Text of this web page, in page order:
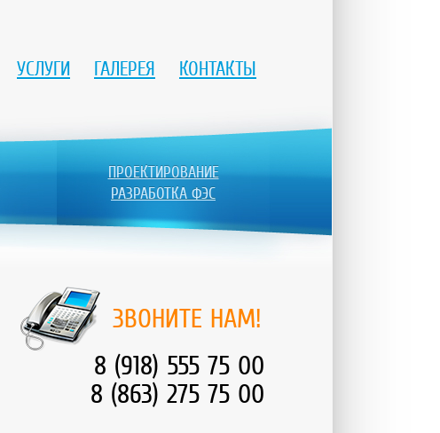
УСЛУГИ ГАЛЕРЕЯ КОНТАКТЫ
ПРОЕКТИРОВАНИЕ
РАЗРАБОТКА ФЭС
ЗВОНИТЕ НАМ!
8 (918) 555 75 00
8 (863) 275 75 00